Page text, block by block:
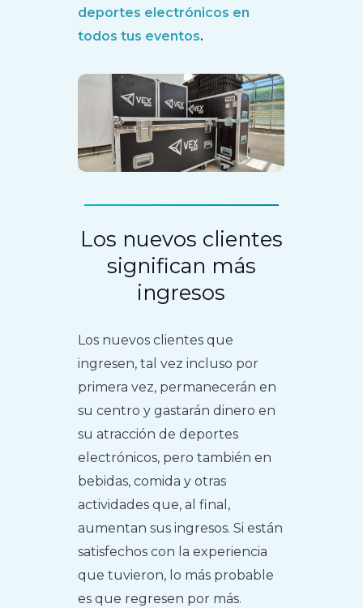
deportes electrónicos en
todos tus eventos.
Los nuevos clientes
significan más
ingresos
Los nuevos clientes que
ingresen, tal vez incluso por
primera vez, permanecerán en
su centro y gastarán dinero en
su atracción de deportes
electrónicos, pero también en
bebidas, comida y otras
actividades que, al final,
aumentan sus ingresos. Si están
satisfechos con la experiencia
que tuvieron, lo más probable
es que regresen por más.